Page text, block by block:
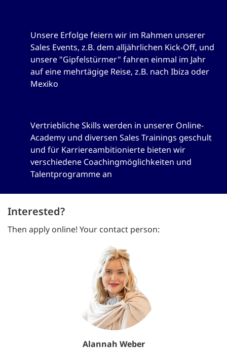
Unsere Erfolge feiern wir im Rahmen unserer
Sales Events, z.B. dem alljährlichen Kick-Off, und
unsere "Gipfelstürmer" fahren einmal im Jahr
auf eine mehrtägige Reise, z.B. nach Ibiza oder
Mexiko
Vertriebliche Skills werden in unserer Online-
Academy und diversen Sales Trainings geschult
und für Karriereambitionierte bieten wir
verschiedene Coachingmöglichkeiten und
Talentprogramme an
Interested?
Then apply online! Your contact person:
Alannah Weber